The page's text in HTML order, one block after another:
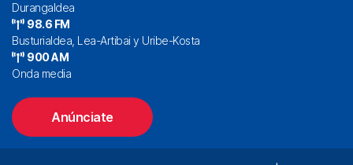
Durangaldea
98.6 FM
Busturialdea, Lea-Artibai y Uribe-Kosta
900 AM
Onda media
Anúnciate